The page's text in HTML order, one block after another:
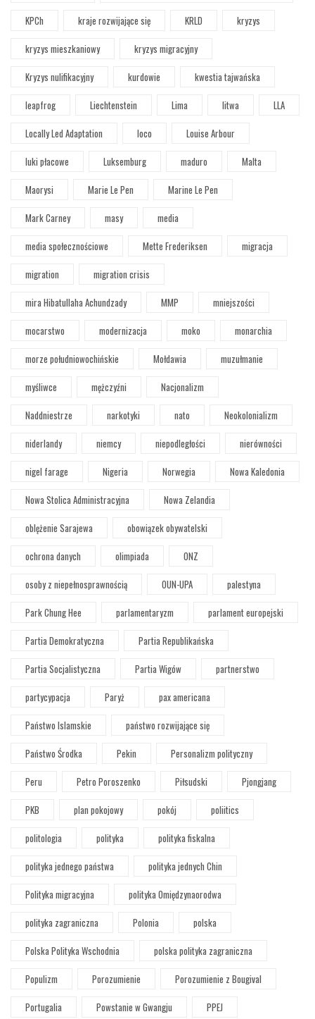
KPCh
kraje rozwijające się KRLD
kryzys
kryzys mieszkaniowy
kryzys migracyjny
Kryzys nulifikacyjny
kurdowie
kwestia tajwańska
leapfrog
Liechtenstein Lima litwa
LLA
Locally Led Adaptation
loco
Louise Arbour
luki płacowe
Luksemburg maduro
Malta
Maorysi
Marie Le Pen
Marine Le Pen
Mark Carney
masy
media
media społecznościowe
Mette Frederiksen
migracja
migration
migration crisis
mira Hibatullaha Achundzady
MMP
mniejszości
mocarstwo
modernizacja moko
monarchia
morze południowochińskie
Mołdawia
muzułmanie
myśliwce
mężczyźni
Nacjonalizm
Naddniestrze
narkotyki nato
Neokolonializm
niderlandy
niemcy niepodległości
nierówności
nigel farage
Nigeria Norwegia
Nowa Kaledonia
Nowa Stolica Administracyjna
Nowa Zelandia
oblężenie Sarajewa
obowiązek obywatelski
ochrona danych
olimpiada
ONZ
osoby z niepełnosprawnością
OUN-UPA
palestyna
Park Chung Hee
parlamentaryzm
parlament europejski
Partia Demokratyczna
Partia Republikańska
Partia Socjalistyczna
Partia Wigów
partnerstwo
partycypacja
Paryż
pax americana
Państwo Islamskie
państwo rozwijające się
Państwo Środka
Pekin
Personalizm polityczny
Peru
Petro Poroszenko Piłsudski
Pjongjang
PKB
plan pokojowy pokój
poliitics
politologia
polityka
polityka fiskalna
polityka jednego państwa
polityka jednych Chin
Polityka migracyjna
polityka Omiędzynaorodwa
polityka zagraniczna
Polonia
polska
Polska Polityka Wschodnia
polska polityka zagraniczna
Populizm
Porozumienie
Porozumienie z Bougival
Portugalia
Powstanie w Gwangju PPEJ